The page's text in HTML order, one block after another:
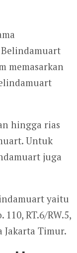
memasarkan
hingga rias
Untuk
juga
yaitu
RT.6/RW.5,
Jakarta Timur.